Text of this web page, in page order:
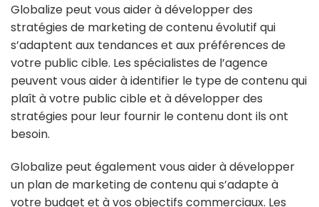
Globalize peut vous aider à développer des
stratégies de marketing de contenu évolutif qui
s’adaptent aux tendances et aux préférences de
votre public cible. Les spécialistes de l’agence
peuvent vous aider à identifier le type de contenu qui
plaît à votre public cible et à développer des
stratégies pour leur fournir le contenu dont ils ont
besoin.
Globalize peut également vous aider à développer
un plan de marketing de contenu qui s’adapte à
votre budget et à vos objectifs commerciaux. Les